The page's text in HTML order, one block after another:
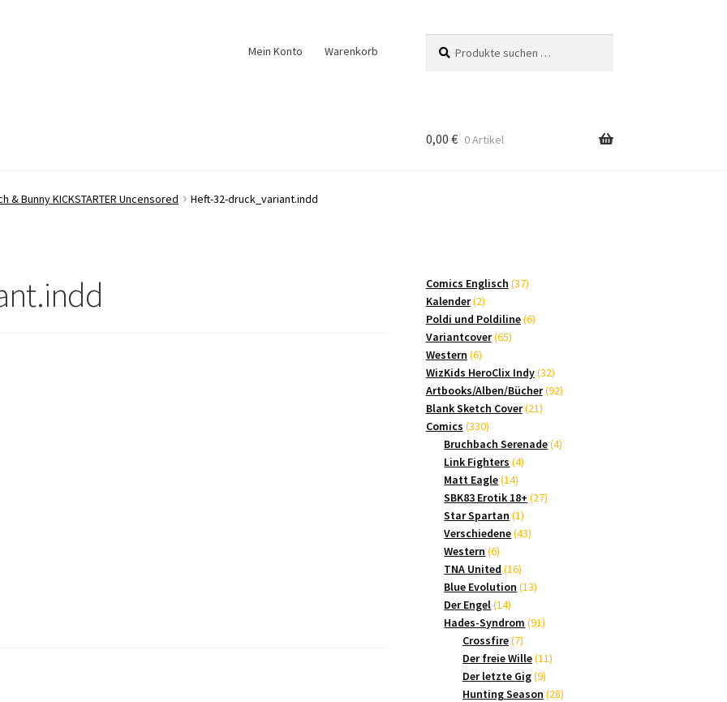
Mein Konto Warenkorb
nach:
0,00 € 0 Artikel
& Bunny KICKSTARTER Uncensored Heft-32-druck_variant.indd
Comics Englisch 3737
Kalender 22
Produkte
Poldi und Poldiline 66
Variantcover 6565
Western 66
Produkte
WizKids HeroClix Indy 3232
Produkte
Artbooks/Alben/Bücher 9292
Blank Sketch Cover 2121
Comics 330330
Produkte
Bruchbach Serenade 44
Link Fighters 44
Matt Eagle 1414
Produkte
SBK83 Erotik 18+ 2727
Star Spartan 11
Produkt
Verschiedene 4343
Western 66
Produkte
TNA United 1616
Produkte
Blue Evolution 1313
Der Engel 1414
Produkte
Hades-Syndrom 9191
Crossfire 77
Produkte
Der freie Wille 1111
Der letzte Gig 99
Produkte
Hunting Season 2828